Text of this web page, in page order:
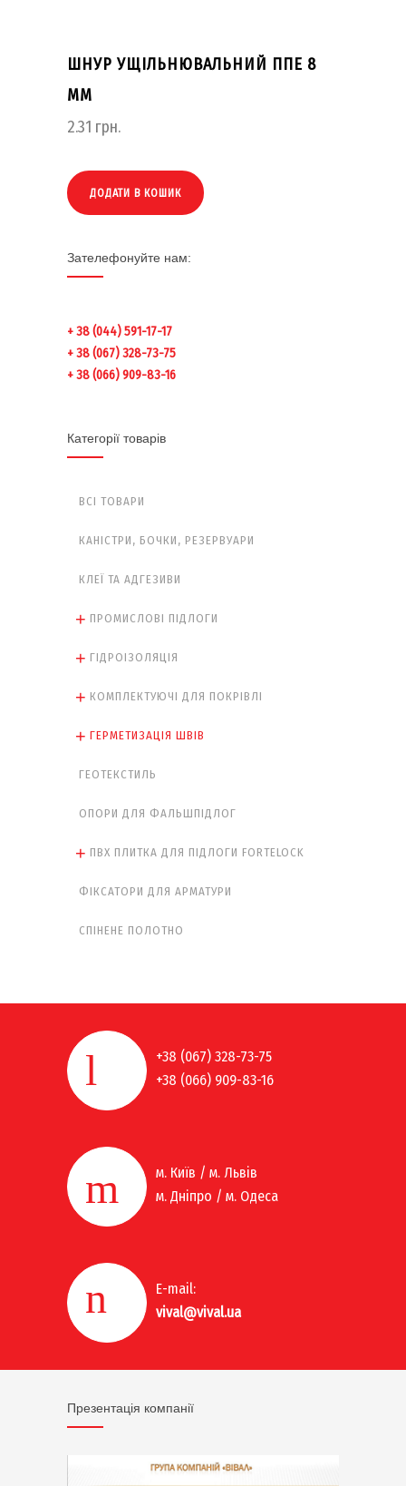
ШНУР УЩІЛЬНЮВАЛЬНИЙ ППЕ 8
ММ
2.31 грн.
ДОДАТИ В КОШИК
Зателефонуйте нам:
+ 38 (044) 591-17-17
+ 38 (067) 328-73-75
+ 38 (066) 909-83-16
Категорії товарів
ВСІ ТОВАРИ
КАНІСТРИ, БОЧКИ, РЕЗЕРВУАРИ
КЛЕЇ ТА АДГЕЗИВИ
ПРОМИСЛОВІ ПІДЛОГИ
ГІДРОІЗОЛЯЦІЯ
КОМПЛЕКТУЮЧІ ДЛЯ ПОКРІВЛІ
ГЕРМЕТИЗАЦІЯ ШВІВ
ГЕОТЕКСТИЛЬ
ОПОРИ ДЛЯ ФАЛЬШПІДЛОГ
ПВХ ПЛИТКА ДЛЯ ПІДЛОГИ FORTELOCK
ФІКСАТОРИ ДЛЯ АРМАТУРИ
СПІНЕНЕ ПОЛОТНО
+38 (067) 328-73-75
+38 (066) 909-83-16
м. Київ / м. Львів
м. Дніпро / м. Одеса
E-mail:
vival@vival.ua
Презентація компанії